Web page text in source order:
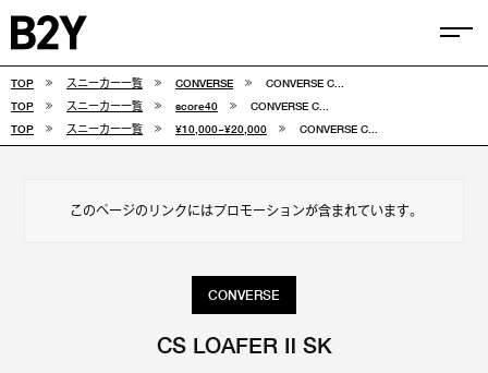
COLUMN
FEATURE
TOP スニーカー一覧 CONVERSE
CONVERSE C...
TOP
スニーカー一覧 score40
CONVERSE C...
TOP
スニーカー一覧 ¥10,000~¥20,000 CONVERSE C...
このページのリンクにはプロモーションが含まれています。
CONVERSE
CS LOAFER Ⅱ SK